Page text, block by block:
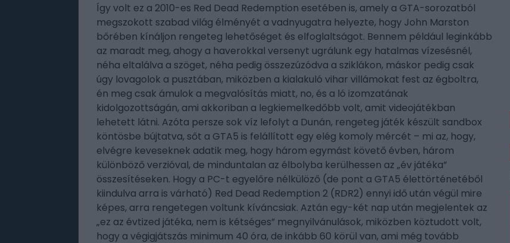
Így volt ez a 2010-es Red Dead Redemption esetében is, amely a GTA-sorozatból
megszokott szabad világ élményét a vadnyugatra helyezte, hogy John Marston
bőrében kínáljon rengeteg lehetőséget és elfoglaltságot. Bennem például leginkább
az maradt meg, ahogy a haverokkal versenyt ugrálunk egy hatalmas vízesésnél,
néha eltalálva a szöget, néha pedig összezúzódva a sziklákon, máskor pedig csak
úgy lovagolok a pusztában, miközben a kialakuló vihar villámokat fest az égboltra,
én meg csak ámulok a megvalósítás miatt, no, és a ló izomzatának
kidolgozottságán, ami akkoriban a legkiemelkedőbb volt, amit videojátékban
lehetett látni. Azóta persze sok víz lefolyt a Dunán, rengeteg játék készült sandbox
köntösbe bújtatva, sőt a GTA5 is felállított egy elég komoly mércét – mi az, hogy,
elvégre keveseknek adatik meg, hogy három egymást követő évben, három
különböző verzióval, de minduntalan az élbolyba kerülhessen az „év játéka”
összesítéseken. Hogy a PC-t egyelőre nélkülöző (de pont a GTA5 élettörténetéből
kiindulva arra is várható) Red Dead Redemption 2 (RDR2) ennyi idő után végül mire
képes, arra rengetegen voltunk kíváncsiak. Aztán egy-két nap után megjelentek az
„ez az évtized játéka, nem is kétséges” megnyilvánulások, miközben köztudott volt,
hogy a végigjátszás minimum 40 óra, de inkább 60 körül van, ami még tovább